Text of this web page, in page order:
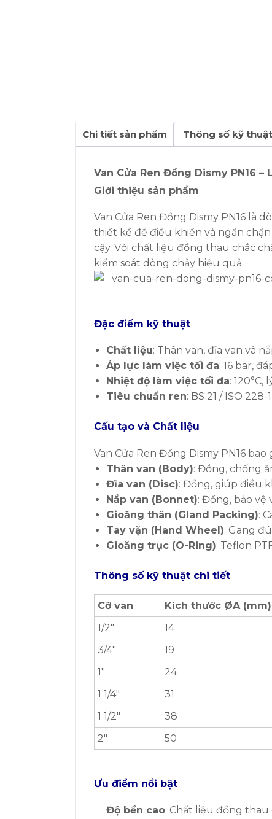
Chi tiết sản phẩm Thông số kỹ thuật
Van Cửa Ren Đồng Dismy PN16
Giới thiệu sản phẩm
Van Cửa Ren Đồng Dismy PN16 là
thiết kế để điều khiển và ngăn
cậy. Với chất liệu đồng thau chắc
kiểm soát dòng chảy hiệu quả.
Đặc điểm kỹ thuật
Chất liệu: Thân van, đĩa van và
Áp lực làm việc tối đa: 16 bar,
Nhiệt độ làm việc tối đa:
Tiêu chuẩn ren: BS 21 / ISO
Cấu tạo và Chất liệu
Van Cửa Ren Đồng Dismy PN16
Thân van (Body): Đồng, chống
Đĩa van (Disc): Đồng, giúp điều
Nắp van (Bonnet): Đồng, bảo vệ
Gioăng thân (Gland Packing):
Tay vặn (Hand Wheel): Gang
Gioăng trục (O-Ring): Teflon
Thông số kỹ thuật chi tiết
Cỡ van Kích thước ØA (mm)
1/2″
14
3/4″
19
1″
24
1 1/4″
31
1 1/2″
38
2″
50
Ưu điểm nổi bật
Độ bền cao: Chất liệu đồng